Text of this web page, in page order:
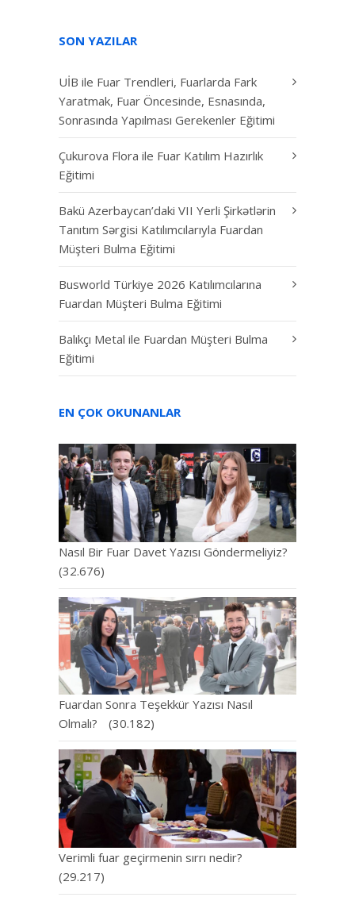
SON YAZILAR
UİB ile Fuar Trendleri, Fuarlarda Fark
Yaratmak, Fuar Öncesinde, Esnasında,
Sonrasında Yapılması Gerekenler Eğitimi
Çukurova Flora ile Fuar Katılım Hazırlık
Eğitimi
Bakü Azerbaycan’daki VII Yerli Şirkətlərin
Tanıtım Sərgisi Katılımcılarıyla Fuardan
Müşteri Bulma Eğitimi
Busworld Türkiye 2026 Katılımcılarına
Fuardan Müşteri Bulma Eğitimi
Balıkçı Metal ile Fuardan Müşteri Bulma
Eğitimi
EN ÇOK OKUNANLAR
Nasıl Bir Fuar Davet Yazısı Göndermeliyiz?
(32.676)
Fuardan Sonra Teşekkür Yazısı Nasıl
Olmalı?
(30.182)
Verimli fuar geçirmenin sırrı nedir?
(29.217)